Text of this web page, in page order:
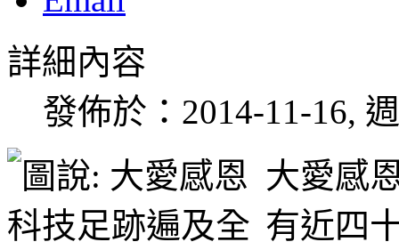
詳細內容
發佈於：2014-11-16,
大愛感
有近四